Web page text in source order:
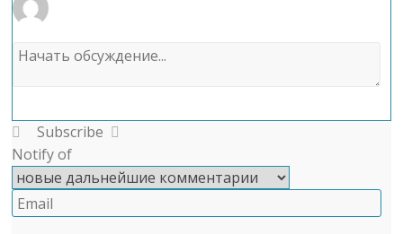
Subscribe
Notify of